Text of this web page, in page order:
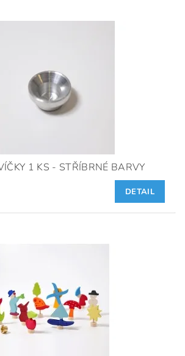
1 KS - STŘÍBRNÉ BARVY
DETAIL